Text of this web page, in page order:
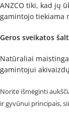
ANZCO tiki, kad jų
gamintojo tiekiama
Geros sveikatos
Natūraliai
gamintojui
Norite išmėginti
ir gyvūnui principais,